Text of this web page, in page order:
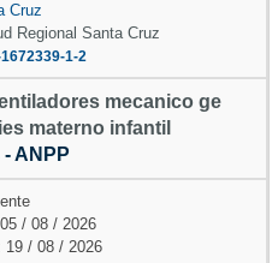
Cruz
Regional Santa Cruz
1-2
mecanico ge
materno infantil
ANPP
/ 08 / 2026
19 / 08 / 2026